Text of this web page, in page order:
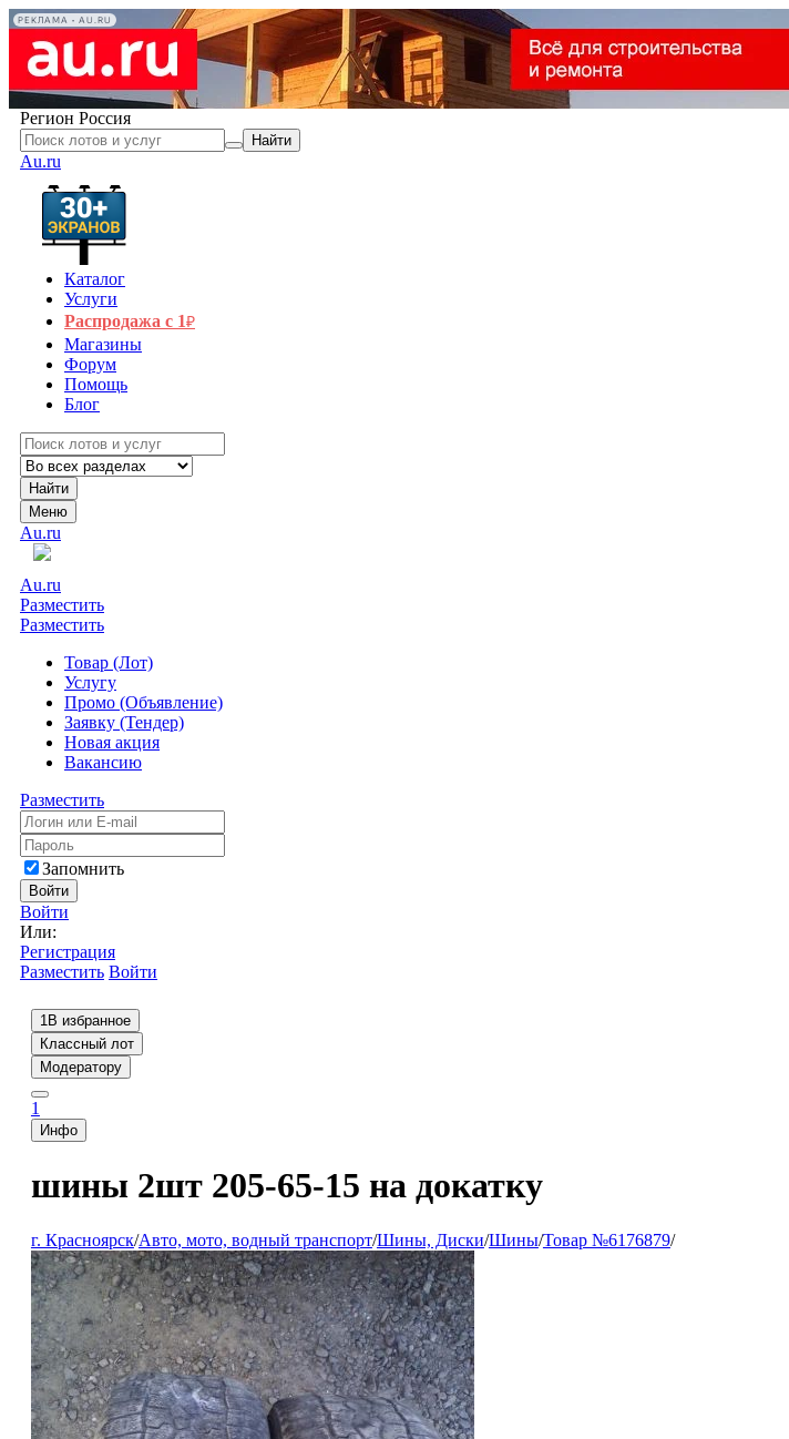
РЕКЛАМА • AU.RU
Регион Россия
Найти
Au.ru
Каталог
Услуги
Распродажа с 1₽
Магазины
Форум
Помощь
Блог
Найти
Меню
Au.ru
Au.ru
Разместить
Разместить
Товар (Лот)
Услугу
Промо (Объявление)
Заявку (Тендер)
Новая акция
Вакансию
Разместить
Запомнить
Войти
Войти
Или:
Регистрация
Разместить Войти
1В избранное
Классный лот
Модератору
1
Инфо
шины 2шт 205-65-15 на докатку
г. Красноярск/Авто, мото, водный транспорт/Шины, Диски/Шины/Товар №6176879/